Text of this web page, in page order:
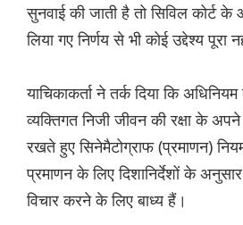
सुनवाई की जाती है तो सिविल कोर्ट
लिया गए निर्णय से भी कोई उद्देश्य पूरा
याचिकाकर्ता ने तर्क दिया कि
व्यक्तिगत निजी जीवन की रक्षा के
रखते हुए सिनेमैटोग्राफ (प्रमाणन)
प्रमाणन के लिए दिशानिर्देशों के
विचार करने के लिए बाध्य हैं।